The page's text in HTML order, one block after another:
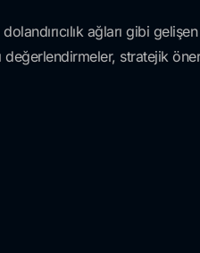
ağları gibi
değerlendirmeler, stratejik